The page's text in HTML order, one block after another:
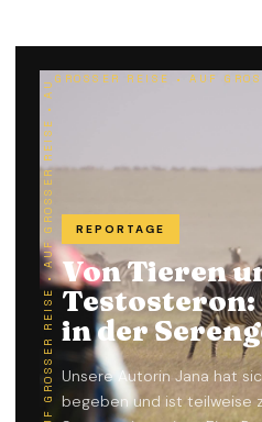
REPORTAGE
Von Tieren
in der
Unsere Autorin Jana hat
begeben und ist teilweise